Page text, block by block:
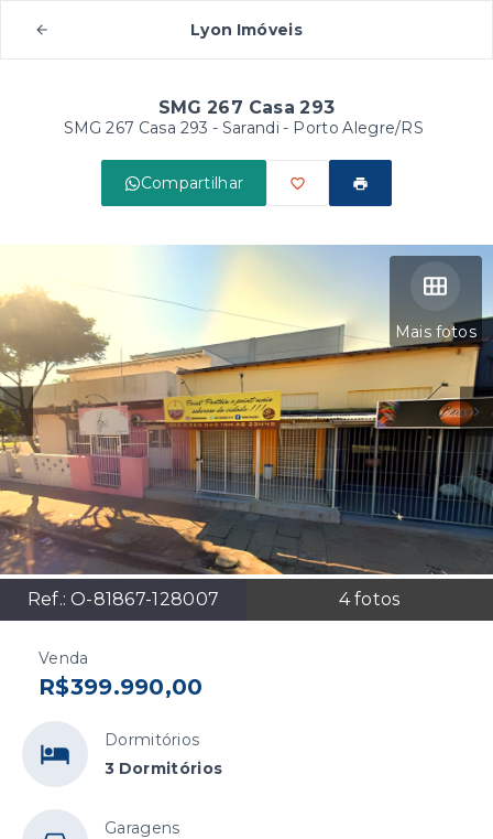
Lyon Imóveis
SMG 267 Casa 293
SMG 267 Casa 293 - Sarandi - Porto Alegre/RS
Compartilhar
Mais fotos
Ref.: O-81867-128007 4fotos
Venda
R$399.990,00
Dormitórios
3 Dormitórios
Garagens